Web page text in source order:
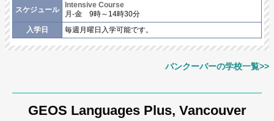
スケジュール
Intensive Course
月-金 9時～14時30分
入学日
毎週月曜日入学可能です。
バンクーバーの学校一覧>>
GEOS Languages Plus, Vancouver